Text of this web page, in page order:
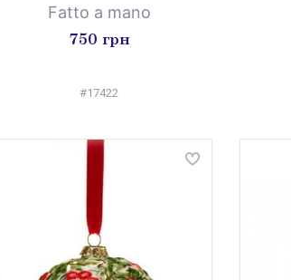
Fatto a mano
750 грн
#17422